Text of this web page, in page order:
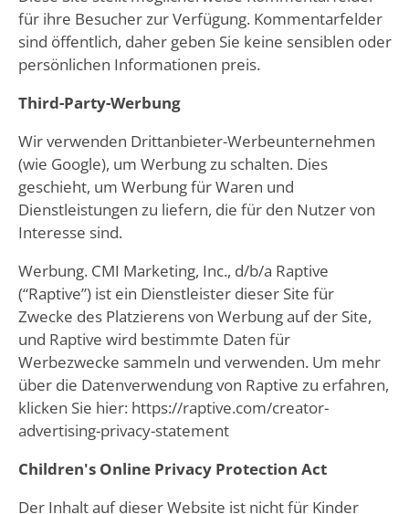
für ihre Besucher zur Verfügung. Kommentarfelder
sind öffentlich, daher geben Sie keine sensiblen oder
persönlichen Informationen preis.
Third-Party-Werbung
Wir verwenden Drittanbieter-Werbeunternehmen
(wie Google), um Werbung zu schalten. Dies
geschieht, um Werbung für Waren und
Dienstleistungen zu liefern, die für den Nutzer von
Interesse sind.
Werbung. CMI Marketing, Inc., d/b/a Raptive
(“Raptive”) ist ein Dienstleister dieser Site für
Zwecke des Platzierens von Werbung auf der Site,
und Raptive wird bestimmte Daten für
Werbezwecke sammeln und verwenden. Um mehr
über die Datenverwendung von Raptive zu erfahren,
klicken Sie hier: https://raptive.com/creator-
advertising-privacy-statement
Children's Online Privacy Protection Act
Der Inhalt auf dieser Website ist nicht für Kinder